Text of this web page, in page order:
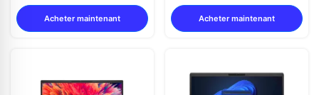
Acheter maintenant Acheter maintenant